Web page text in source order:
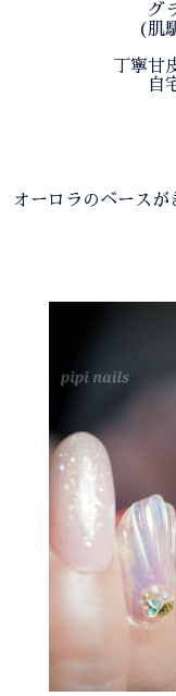
グ
(肌
丁寧甘
自
オーロラのベース